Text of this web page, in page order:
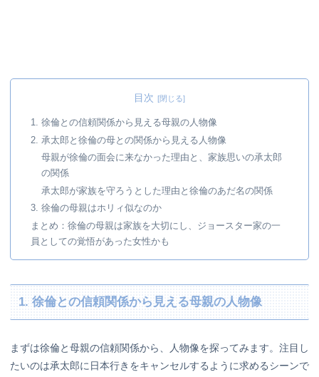
目次
1. 徐倫との信頼関係から見える母親の人物像
2. 承太郎と徐倫の母との関係から見える人物像
母親が徐倫の面会に来なかった理由と、家族思いの承太郎
の関係
承太郎が家族を守ろうとした理由と徐倫のあだ名の関係
3. 徐倫の母親はホリィ似なのか
まとめ：徐倫の母親は家族を大切にし、ジョースター家の一
員としての覚悟があった女性かも
1. 徐倫との信頼関係から見える母親の人物像
まずは徐倫と母親の信頼関係から、人物像を探ってみます。注目し
たいのは承太郎に日本行きをキャンセルするように求めるシーンで